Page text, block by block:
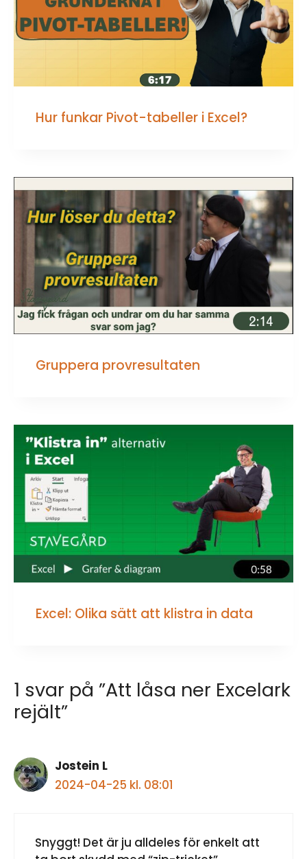
Hur funkar Pivot-tabeller i Excel?
Gruppera provresultaten
Excel: Olika sätt att klistra in data
1 svar på ”Att låsa ner Excelark
rejält”
Jostein L
2024-04-25 kl. 08:01
Snyggt! Det är ju alldeles för enkelt att